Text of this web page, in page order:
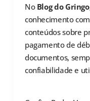
No Blog do Gringo
conhecimento
conteúdos sobre
pagamento de
documentos,
confiabilidade e